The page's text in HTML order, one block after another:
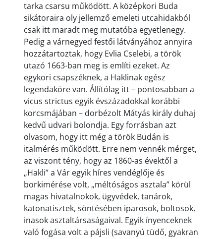
tarka csarsu működött. A középkori Buda
sikátoraira oly jellemző emeleti utcahidakból
csak itt maradt meg mutatóba egyetlenegy.
Pedig a várnegyed festői látványához annyira
hozzátartoztak, hogy Evlia Cselebi, a török
utazó 1663-ban meg is említi ezeket. Az
egykori csapszéknek, a Haklinak egész
legendaköre van. Állítólag itt – pontosabban a
vicus strictus egyik évszázadokkal korábbi
korcsmájában – dorbézolt Mátyás király duhaj
kedvű udvari bolondja. Egy forrásban azt
olvasom, hogy itt még a török Budán is
italmérés működött. Erre nem vennék mérget,
az viszont tény, hogy az 1860-as évektől a
„Hakli” a Vár egyik híres vendéglője és
borkimérése volt, „méltóságos asztala” körül
magas hivatalnokok, ügyvédek, tanárok,
katonatisztek, söntésében iparosok, boltosok,
inasok asztaltársaságaival. Egyik ínyenceknek
való fogása volt a pájsli (savanyú tüdő, gyakran